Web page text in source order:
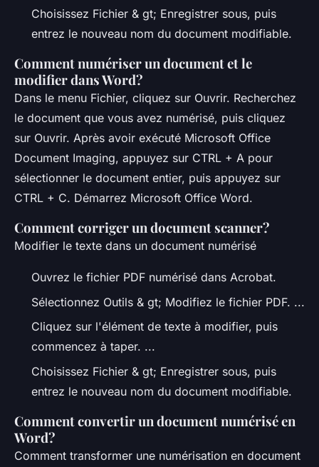
Choisissez Fichier & gt; Enregistrer sous, puis
entrez le nouveau nom du document modifiable.
Comment numériser un document et le
modifier dans Word?
Dans le menu Fichier, cliquez sur Ouvrir. Recherchez
le document que vous avez numérisé, puis cliquez
sur Ouvrir. Après avoir exécuté Microsoft Office
Document Imaging, appuyez sur CTRL + A pour
sélectionner le document entier, puis appuyez sur
CTRL + C. Démarrez Microsoft Office Word.
Comment corriger un document scanner?
Modifier le texte dans un document numérisé
Ouvrez le fichier PDF numérisé dans Acrobat.
Sélectionnez Outils & gt; Modifiez le fichier PDF. ...
Cliquez sur l'élément de texte à modifier, puis
commencez à taper. ...
Choisissez Fichier & gt; Enregistrer sous, puis
entrez le nouveau nom du document modifiable.
Comment convertir un document numérisé en
Word?
Comment transformer une numérisation en document